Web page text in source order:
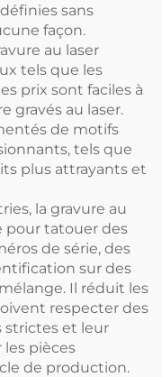
sans
façon.
au laser
tels que les
prix sont faciles à
gravés au laser.
de motifs
tels que
plus attrayants et
la gravure au
pour tatouer des
de série, des
sur des
Il réduit les
respecter des
strictes et leur
pièces
de production.